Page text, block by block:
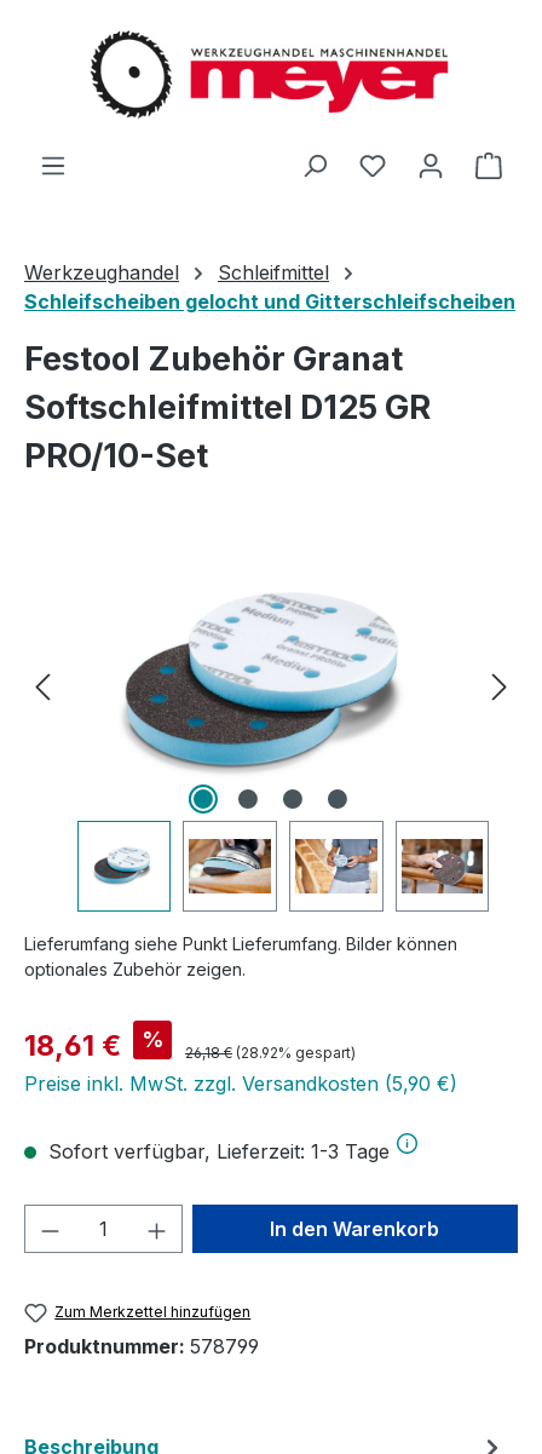
Zum Hauptinhalt springen
Du hast 0
Werkzeughandel
Schleifmittel
Schleifscheiben gelocht und Gitterschleifscheiben
Festool Zubehör Granat
Softschleifmittel D125 GR
PRO/10-Set
Lieferumfang siehe Punkt Lieferumfang. Bilder können
optionales Zubehör zeigen.
Verkaufspreis:
18,61 € % Regulärer Preis:
26,18 € (28.92% gespart)
Preise inkl. MwSt. zzgl. Versandkosten (5,90 €)
Sofort verfügbar, Lieferzeit: 1-3 Tage
Produkt Anzahl: Gib denIn den Warenkorb
Zum Merkzettel hinzufügen
Produktnummer: 578799
Beschreibung